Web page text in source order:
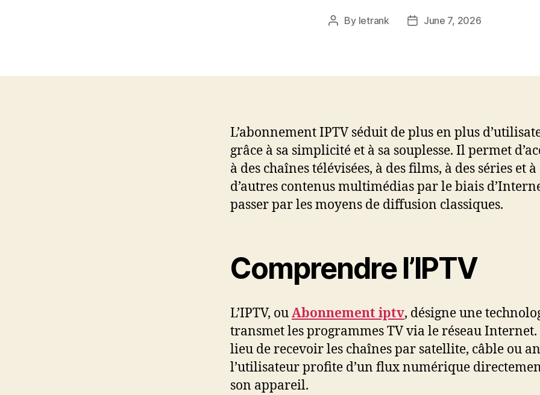
Post
By letrank
PostJune 7, 2026
L’abonnement IPTV séduit de plus en plus
grâce à sa simplicité et à sa souplesse. Il permet
à des chaînes télévisées, à des films, à des séries et à
d’autres contenus multimédias par le biais
passer par les moyens de diffusion classiques.
Comprendre l’IPTV
L’IPTV, ouAbonnement iptv, désigne une
transmet les programmes TV via le réseau Internet.
lieu de recevoir les chaînes par satellite, câble ou
l’utilisateur profite d’un flux numérique
son appareil.